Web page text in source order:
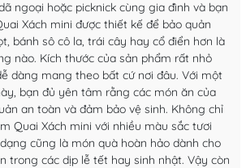
ngoại hoặc picknick cùng gia đình và bạn
Xách mini được thiết kế để bảo quản
bánh sô cô la, trái cây hay cổ điển hơn là
nào. Kích thước của sản phẩm rất nhỏ
dàng mang theo bất cứ nơi đâu. Với một
bạn đủ yên tâm rằng các món ăn của
an toàn và đảm bảo vệ sinh. Không chỉ
Quai Xách mini với nhiều màu sắc tươi
cũng là món quà hoàn hảo dành cho
trong các dịp lễ tết hay sinh nhật. Vậy còn